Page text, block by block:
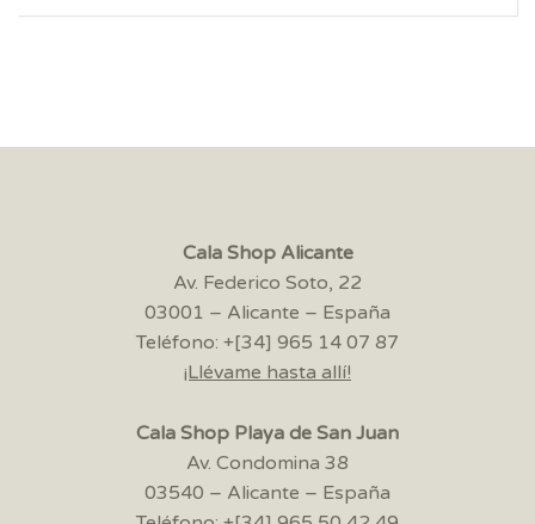
Cala Shop Alicante
Av. Federico Soto, 22
03001 – Alicante – España
Teléfono: +[34] 965 14 07 87
¡Llévame hasta allí!
Cala Shop Playa de San Juan
Av. Condomina 38
03540 – Alicante – España